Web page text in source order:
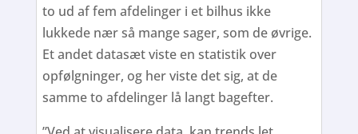
to ud af fem afdelinger i et bilhus ikke
lukkede nær så mange sager, som de øvrige.
Et andet datasæt viste en statistik over
opfølgninger, og her viste det sig, at de
samme to afdelinger lå langt bagefter.